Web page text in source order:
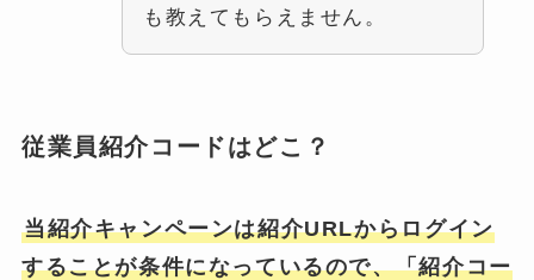
も教えてもらえません。
従業員紹介コードはどこ？
当紹介キャンペーンは紹介URLからログイン
することが条件になっているので、「紹介コー